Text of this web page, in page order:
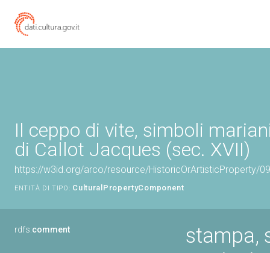
Il ceppo di vite, simboli
di Callot Jacques (sec. XVII)
https://w3id.org/arco/resource/HistoricOrArtisticProperty/
ENTITÀ DI TIPO: CulturalPropertyComponent
rdfs:comment
stampa,